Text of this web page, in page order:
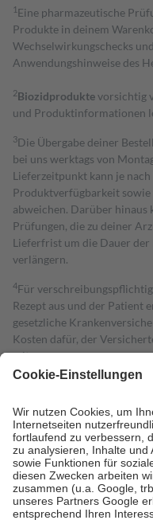
1 Eine pharmazeutische
Produkte in deinem
Wechselwirkungschecks
Anwendungshinweise des
2Biozidproduktevorsichtig
und Produktinformationen
3Die Übergabe deiner
bei uns werktags von
Lieferzeitpunkt kann je
Produktverfügbarkeit
abweichen. Darüber hinaus
Prüfungen, die zu deiner
Lieferfrist um die Dauer
verlängern.
4Für
Rezept aus und der Patient
gesetzliche
Kosten dafür, der
mit.
Grundsätzlich leisten
höchstens zehn Euro.
Es
Kosten der Leistung zu
Diese Regeln gelten
Bei Heilmitteln und
Zuzahlung zehn Prozent
Verordnung.
Um das Engagement der